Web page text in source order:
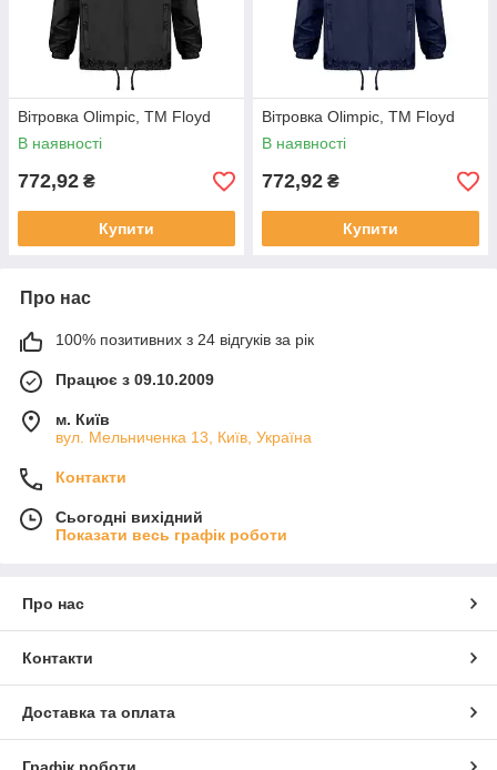
Вітровка Olimpic, TM Floyd
В наявності
772,92 ₴
Купити
Вітровка Olimpic, TM Floyd
В наявності
772,92 ₴
Купити
Про нас
100% позитивних з 24 відгуків за рік
Працює з 09.10.2009
м. Київ
вул. Мельниченка 13, Київ, Україна
Контакти
Сьогодні вихідний
Показати весь графік роботи
Про нас
Контакти
Доставка та оплата